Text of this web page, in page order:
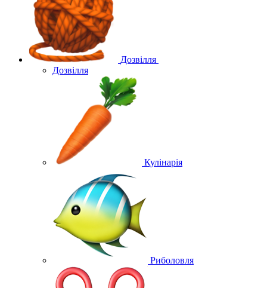
Дозвілля
Дозвілля
Кулінарія
Риболовля